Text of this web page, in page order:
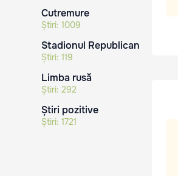
Cutremure
Știri: 1009
Stadionul Republican
Știri: 119
Limba rusă
Știri: 292
Știri pozitive
Știri: 1721